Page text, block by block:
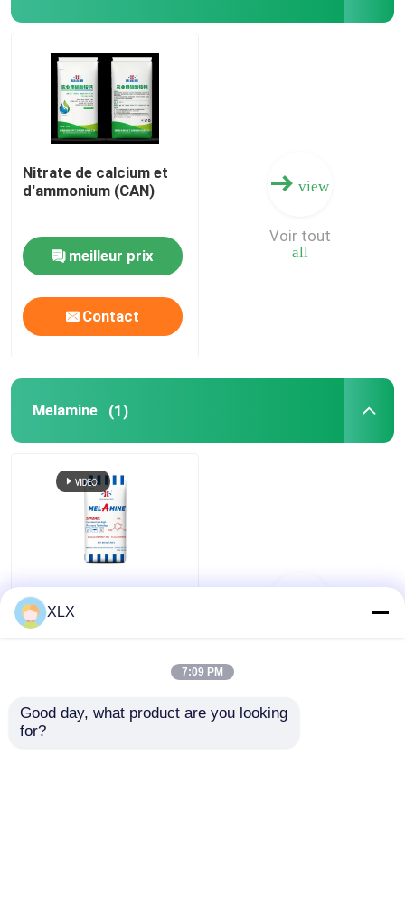
Nitrate de calcium et
d'ammonium (CAN)
meilleur prix
Contact
view
all
Voir tout
Melamine (1)
Melamine
XLX
7:09 PM
Good day, what product are you looking
for?